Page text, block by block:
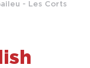
- Les Corts